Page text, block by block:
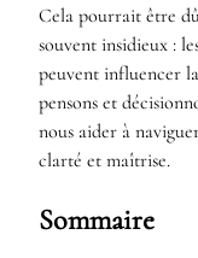
Cela pourrait être
souvent insidieux :
peuvent influencer
pensons et
nous aider à
clarté et maîtrise.
Sommaire